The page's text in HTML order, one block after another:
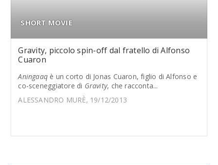
SHORT MOVIE
Gravity, piccolo spin-off dal fratello di Alfonso
Cuaron
Aningaaq è un corto di Jonas Cuaron, figlio di Alfonso e
co-sceneggiatore di Gravity, che racconta...
ALESSANDRO MURÈ, 19/12/2013